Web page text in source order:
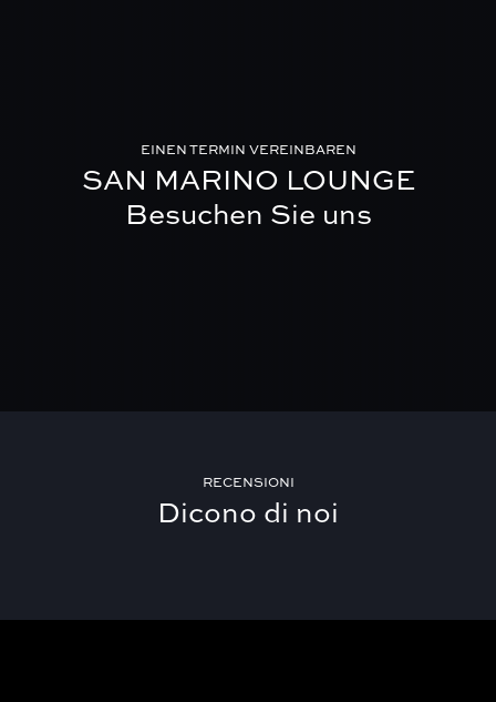
EINEN TERMIN VEREINBAREN
SAN MARINO LOUNGE
Besuchen Sie uns
RECENSIONI
Dicono di noi